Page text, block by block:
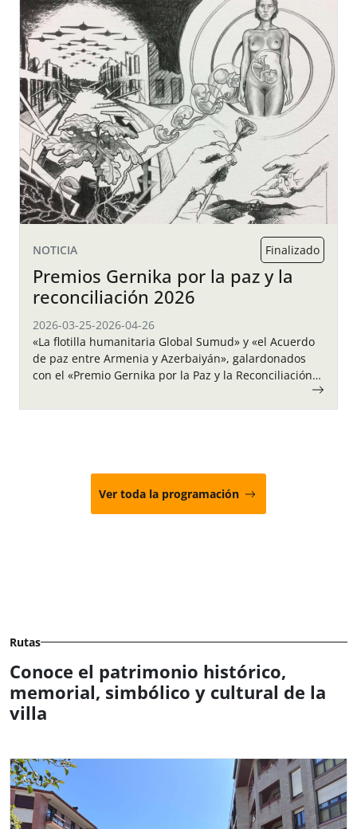
NOTICIA Finalizado
Premios Gernika por la paz y la
reconciliación 2026
2026-03-25-2026-04-26
«La flotilla humanitaria Global Sumud» y «el Acuerdo
de paz entre Armenia y Azerbaiyán», galardonados
con el «Premio Gernika por la Paz y la Reconciliación
Ver toda la programación
Rutas
Conoce el patrimonio histórico,
memorial, simbólico y cultural de la
villa